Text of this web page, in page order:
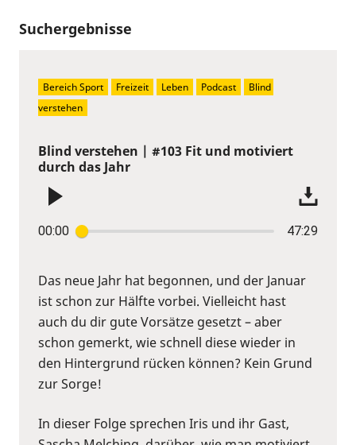
Suchergebnisse
Blind verstehen | #103 Fit und motiviert
durch das Jahr
00:00 47:29
Das neue Jahr hat begonnen, und der Januar
ist schon zur Hälfte vorbei. Vielleicht hast
auch du dir gute Vorsätze gesetzt – aber
schon gemerkt, wie schnell diese wieder in
den Hintergrund rücken können? Kein Grund
zur Sorge!
In dieser Folge sprechen Iris und ihr Gast,
Bereich Sport Freizeit Leben Podcast
Blind
verstehen